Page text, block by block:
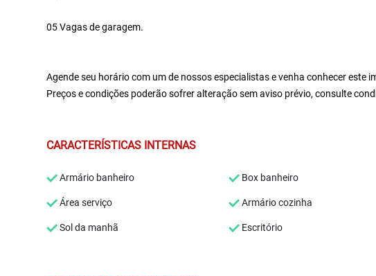
05 Vagas de garagem.
Agende seu horário com um de nossos especialistas e venha conhecer este
Preços e condições poderão sofrer alteração sem aviso prévio, consulte
CARACTERÍSTICAS INTERNAS
Armário banheiro Box banheiro
Área serviço Armário cozinha
Sol da manhã Escritório